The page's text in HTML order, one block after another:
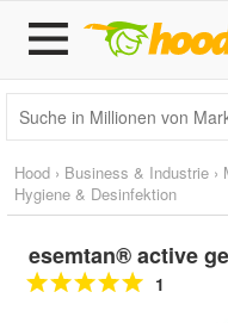
Hood › Business & Industrie ›
Hygiene & Desinfektion
esemtan® active
1